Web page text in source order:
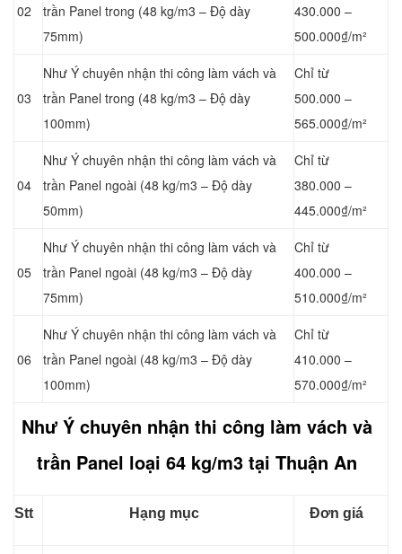
02
trần Panel trong (48 kg/m3 – Độ dày
75mm)
430.000 –
500.000₫/m²
03
Như Ý chuyên nhận thi công làm vách và
trần Panel trong (48 kg/m3 – Độ dày
100mm)
Chỉ từ
500.000 –
565.000₫/m²
04
Như Ý chuyên nhận thi công làm vách và
trần Panel ngoài (48 kg/m3 – Độ dày
50mm)
Chỉ từ
380.000 –
445.000₫/m²
05
Như Ý chuyên nhận thi công làm vách và
trần Panel ngoài (48 kg/m3 – Độ dày
75mm)
Chỉ từ
400.000 –
510.000₫/m²
06
Như Ý chuyên nhận thi công làm vách và
trần Panel ngoài (48 kg/m3 – Độ dày
100mm)
Chỉ từ
410.000 –
570.000₫/m²
Như Ý chuyên nhận thi công làm vách và
trần Panel loại 64 kg/m3 tại Thuận An
Stt Hạng mục Đơn giá